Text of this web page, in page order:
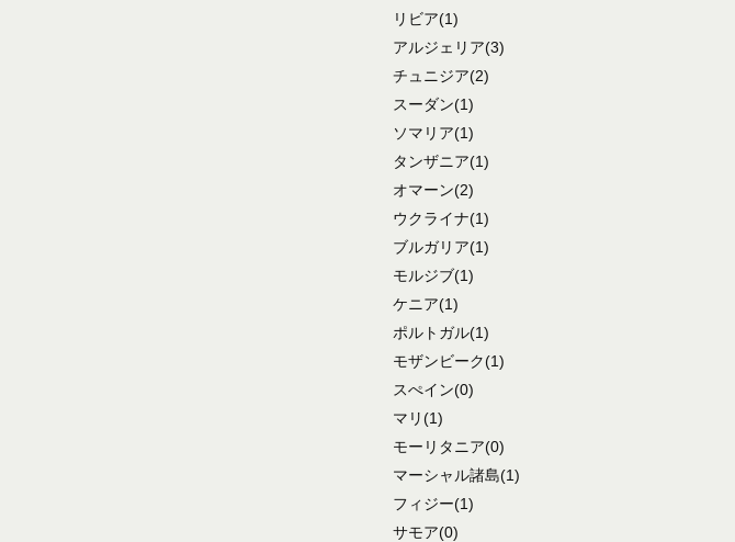
リビア(1)
アルジェリア(3)
チュニジア(2)
スーダン(1)
ソマリア(1)
タンザニア(1)
オマーン(2)
ウクライナ(1)
ブルガリア(1)
モルジブ(1)
ケニア(1)
ポルトガル(1)
モザンビーク(1)
スぺイン(0)
マリ(1)
モーリタニア(0)
マーシャル諸島(1)
フィジー(1)
サモア(0)